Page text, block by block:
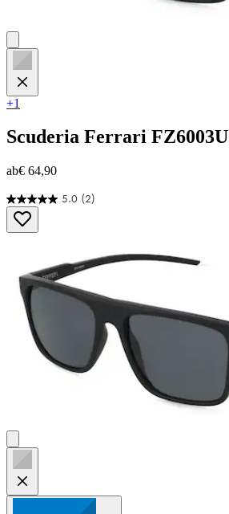
+1
Scuderia Ferrari FZ6003U
ab€ 64,90
5.0 (2)
5.0
von
5
Bewertungen